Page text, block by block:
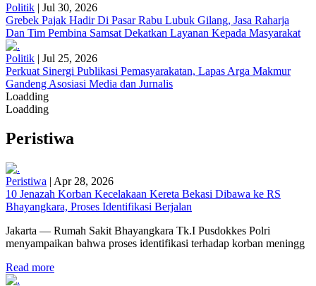
Politik | Jul 30, 2026
Grebek Pajak Hadir Di Pasar Rabu Lubuk Gilang, Jasa Raharja
Dan Tim Pembina Samsat Dekatkan Layanan Kepada Masyarakat
Politik | Jul 25, 2026
Perkuat Sinergi Publikasi Pemasyarakatan, Lapas Arga Makmur
Gandeng Asosiasi Media dan Jurnalis
Loadding
Loadding
Peristiwa
Peristiwa | Apr 28, 2026
10 Jenazah Korban Kecelakaan Kereta Bekasi Dibawa ke RS
Bhayangkara, Proses Identifikasi Berjalan
Jakarta — Rumah Sakit Bhayangkara Tk.I Pusdokkes Polri
menyampaikan bahwa proses identifikasi terhadap korban meningg
Read more